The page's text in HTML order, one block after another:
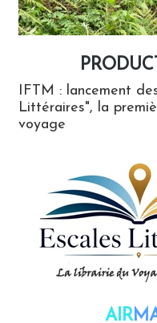
IFTM : lancement
Littéraires", la
voyage
AIR